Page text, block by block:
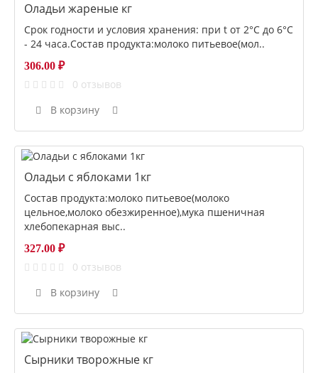
Оладьи жареные кг
Срок годности и условия хранения: при t от 2°С до 6°С
- 24 часа.Состав продукта:молоко питьевое(мол..
306.00 ₽
0 отзывов
В корзину
Оладьи с яблоками 1кг
Состав продукта:молоко питьевое(молоко
цельное,молоко обезжиренное),мука пшеничная
хлебопекарная выс..
327.00 ₽
0 отзывов
В корзину
Сырники творожные кг